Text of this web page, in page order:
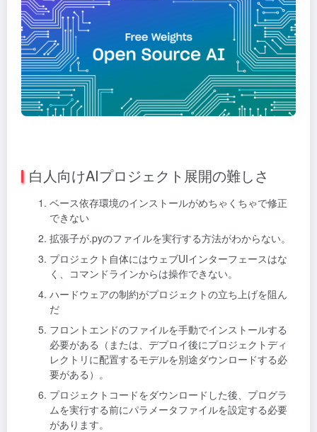
白人向けAIプロジェクト展開の難しさ
ベース依存環境のインストールがめちゃくちゃで修正
できない
拡張子が.pyのファイルを実行する方法がわからない。
プロジェクト自体にはウェブUIインターフェースはな
く、コマンドラインからは操作できない。
ハードウェアの制約がプロジェクトの立ち上げを阻ん
だ
フロントエンドのファイルを手動でインストールする
必要がある（または、デプロイ後にプロジェクトディ
レクトリに配置するモデルを別途ダウンロードする必
要がある）。
プロジェクトコードをダウンロードした後、プログラ
ムを実行する前にパラメータファイルを設定する必要
があります。